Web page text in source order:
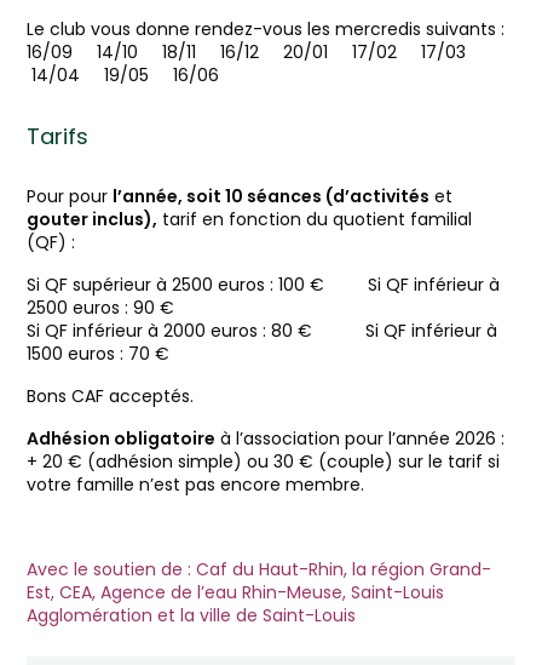
Le club vous donne rendez-vous les mercredis suivants :
16/09 14/10 18/11 16/12 20/01 17/02 17/03
14/04 19/05 16/06
Tarifs
Pour pour l’année, soit 10 séances (d’activités et
gouter inclus), tarif en fonction du quotient familial
(QF) :
Si QF supérieur à 2500 euros : 100 € Si QF inférieur à
2500 euros : 90 €
Si QF inférieur à 2000 euros : 80 € Si QF inférieur à
1500 euros : 70 €
Bons CAF acceptés.
Adhésion obligatoire à l’association pour l’année 2026 :
+ 20 € (adhésion simple) ou 30 € (couple) sur le tarif si
votre famille n’est pas encore membre.
Avec le soutien de : Caf du Haut-Rhin, la région Grand-
Est, CEA, Agence de l’eau Rhin-Meuse, Saint-Louis
Agglomération et la ville de Saint-Louis